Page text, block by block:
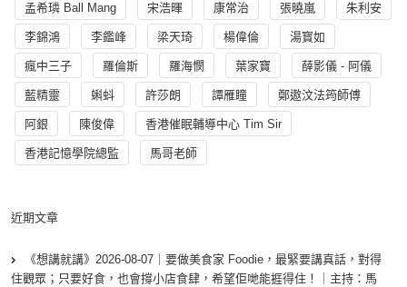
孟希璘 Ball Mang 宋浩暉 康常治 張曉嵐 朱利安
李錦鴻 李鑑峰 梁天琦 楊偉倫 湯寳如
瘋中三子 羅倫斯 羅海憫 葉家寶 薛影儀 - 阿儀
藍精靈 蝌蚪 許莎朗 譚雁瞳 鄭遨汶法筠師傅
阿銀 陳俊偉 香港催眠輔導中心 Tim Sir
香港記憶學院總監 馬哥老師
近期文章
《想講就講》2026-08-07｜要做美食家 Foodie，最緊要講真話，對得
住觀眾；只要好食，也會撐小店食肆，希望佢哋能捱得住！｜主持：馬